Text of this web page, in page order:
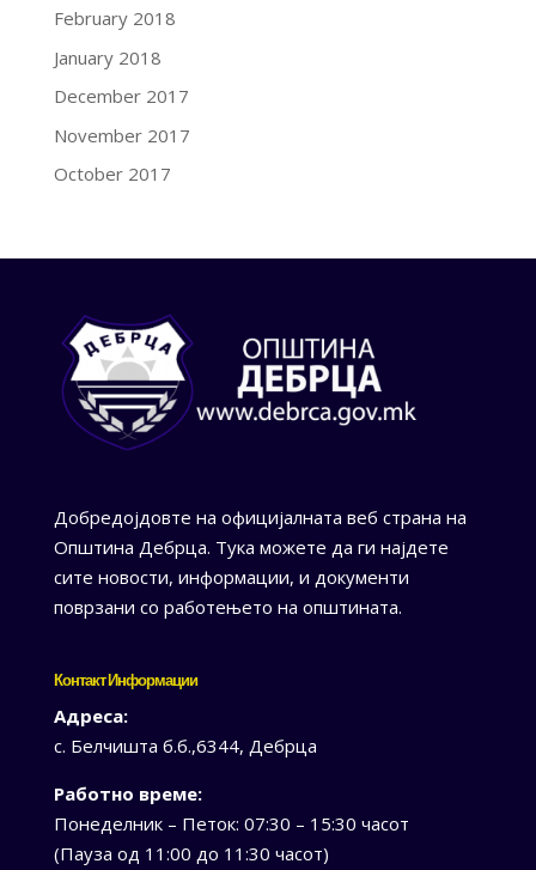
February 2018
January 2018
December 2017
November 2017
October 2017
Добредојдовте на официјалната веб страна на
Општина Дебрца. Тука можете да ги најдете
сите новости, информации, и документи
поврзани со работењето на општината.
Контакт Информации
Адреса:
с. Белчишта б.б.,6344, Дебрца
Работно време:
Понеделник – Петок: 07:30 – 15:30 часот
(Пауза од 11:00 до 11:30 часот)